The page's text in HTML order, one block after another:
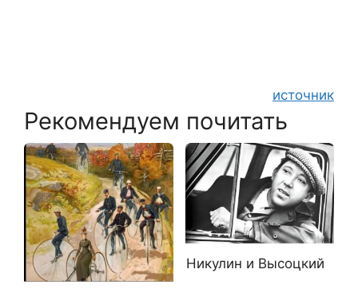
источник
Рекомендуем почитать
Никулин и Высоцкий